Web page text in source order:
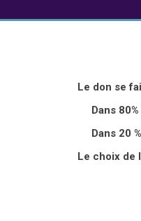
Le don se
Dans 80%
Dans 20
Le choix de